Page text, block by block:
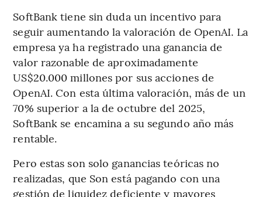
SoftBank tiene sin duda un incentivo para
seguir aumentando la valoración de OpenAI. La
empresa ya ha registrado una ganancia de
valor razonable de aproximadamente
US$20.000 millones por sus acciones de
OpenAI. Con esta última valoración, más de un
70% superior a la de octubre del 2025,
SoftBank se encamina a su segundo año más
rentable.
Pero estas son solo ganancias teóricas no
realizadas, que Son está pagando con una
gestión de liquidez deficiente y mayores